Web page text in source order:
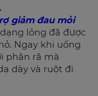
giảm đau mỏi
lỏng đã được
Ngay khi uống
phân rã mà
dày và ruột đi